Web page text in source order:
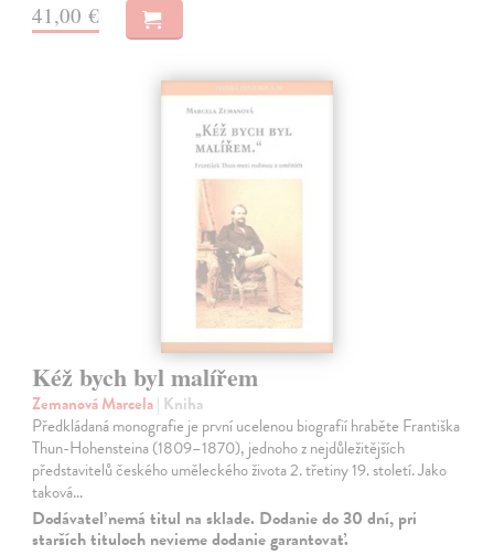
41,00 €
Kéž bych byl malířem
Zemanová Marcela| Kniha
Předkládaná monografie je první ucelenou biografií hraběte Františka
Thun-Hohensteina (1809–1870), jednoho z nejdůležitějších
představitelů českého uměleckého života 2. třetiny 19. století. Jako
taková…
Dodávateľ nemá titul na sklade. Dodanie do 30 dní, pri
starších tituloch nevieme dodanie garantovať.